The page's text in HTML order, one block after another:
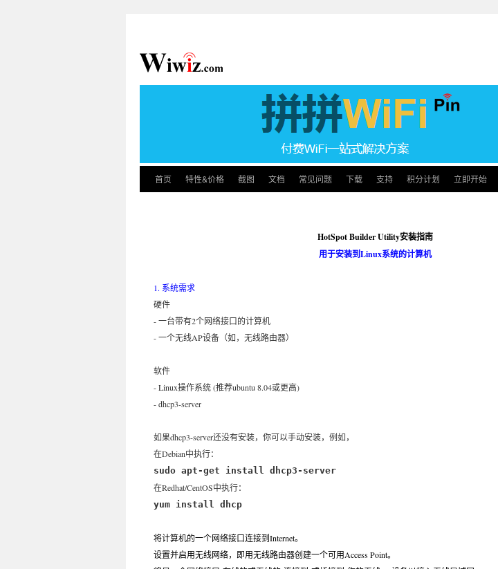
首页 特性&价格 截图 文档 常见问题 下载 支持 积分计划 立即开始
HotSpot Builder Utility安装指南
用于安装到Linux系统的计算机
1. 系统需求
硬件
- 一台带有2个网络接口的计算机
- 一个无线AP设备（如，无线路由器）
软件
- Linux操作系统 (推荐ubuntu 8.04或更高)
- dhcp3-server
如果dhcp3-server还没有安装，你可以手动安装，例如，
在Debian中执行：
sudo apt-get install dhcp3-server
在Redhat/CentOS中执行：
yum install dhcp
将计算机的一个网络接口连接到Internet。
设置并启用无线网络，即用无线路由器创建一个可用Access Point。